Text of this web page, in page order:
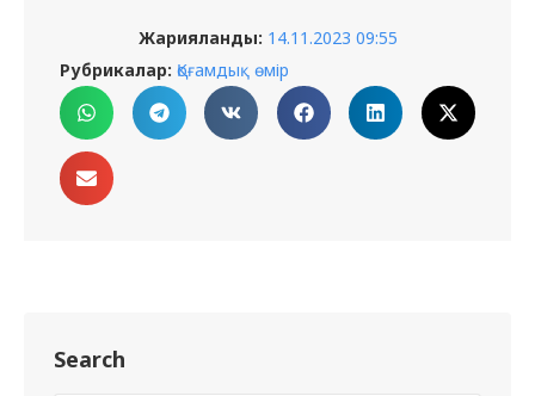
Жарияланды: 14.11.2023 09:55
Рубрикалар: Қоғамдық өмір
Search